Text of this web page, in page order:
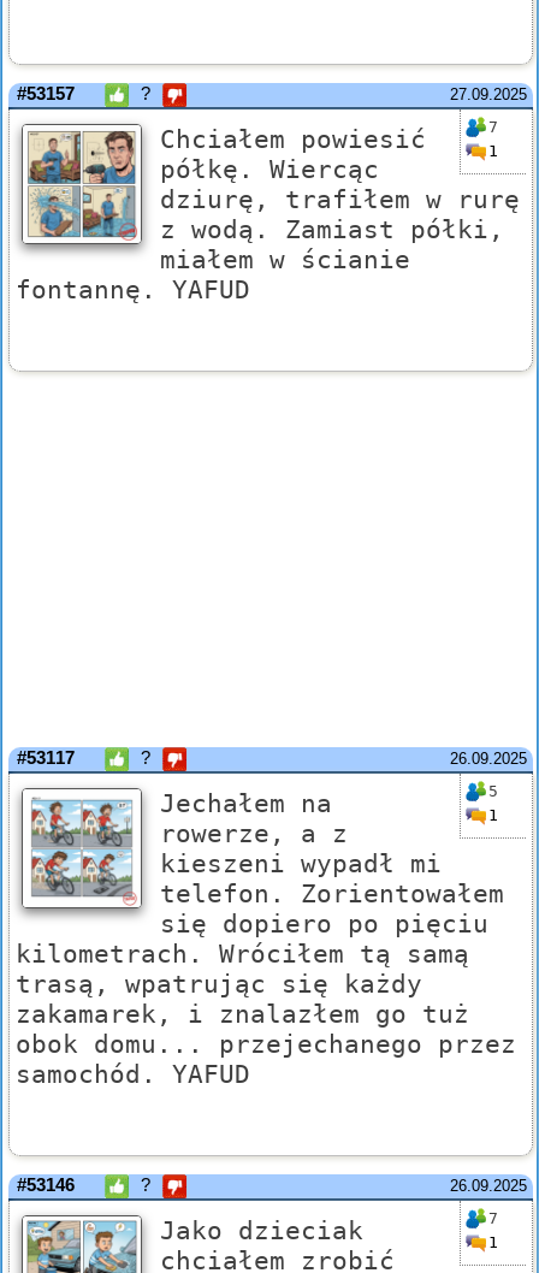
27.09.2025
#53157 ?
7
1
Chciałem powiesić
półkę. Wiercąc
dziurę, trafiłem w rurę
z wodą. Zamiast półki,
miałem w ścianie
fontannę. YAFUD
26.09.2025
#53117 ?
5
1
Jechałem na
rowerze, a z
kieszeni wypadł mi
telefon. Zorientowałem
się dopiero po pięciu
kilometrach. Wróciłem tą samą
trasą, wpatrując się każdy
zakamarek, i znalazłem go tuż
obok domu... przejechanego przez
samochód. YAFUD
26.09.2025
#53146 ?
7
1
Jako dzieciak
chciałem zrobić